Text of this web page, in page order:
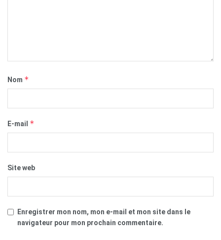
Nom *
E-mail *
Site web
Enregistrer mon nom, mon e-mail et mon site dans le
navigateur pour mon prochain commentaire.